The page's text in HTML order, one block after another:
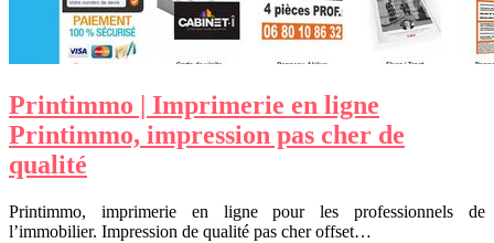
Printimmo | Imprimerie en ligne
Printimmo, impression pas cher de
qualité
Printimmo, imprimerie en ligne pour les professionnels de
l’immobilier. Impression de qualité pas cher offset…